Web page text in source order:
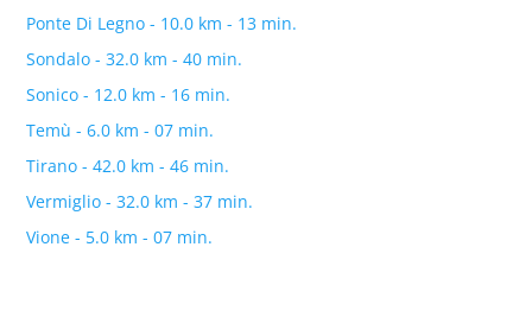
Ponte Di Legno - 10.0 km - 13 min.
Sondalo - 32.0 km - 40 min.
Sonico - 12.0 km - 16 min.
Temù - 6.0 km - 07 min.
Tirano - 42.0 km - 46 min.
Vermiglio - 32.0 km - 37 min.
Vione - 5.0 km - 07 min.